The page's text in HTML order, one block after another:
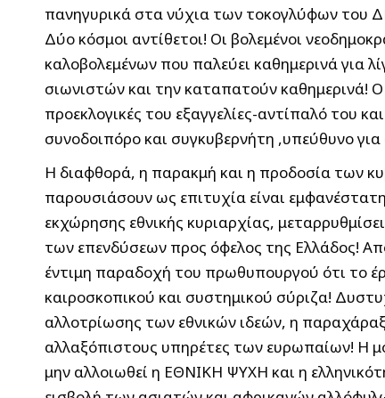
πανηγυρικά στα νύχια των τοκογλύφων του
Δύο κόσμοι αντίθετοι! Οι βολεμένοι
καλοβολεμένων που παλεύει καθημερινά για
σιωνιστών και την καταπατούν καθημερινά!
προεκλογικές του εξαγγελίες-αντίπαλό του
συνοδοιπόρο και συγκυβερνήτη ,υπεύθυνο
Η διαφθορά, η παρακμή και η προδοσία των
παρουσιάσουν ως επιτυχία είναι
εκχώρησης εθνικής κυριαρχίας,
των επενδύσεων προς όφελος της Ελλάδος!
έντιμη παραδοχή του πρωθυπουργού ότι το
καιροσκοπικού και συστημικού σύριζα!
αλλοτρίωσης των εθνικών ιδεών, η
αλλαξόπιστους υπηρέτες των ευρωπαίων! Η
μην αλλοιωθεί η ΕΘΝΙΚΗ ΨΥΧΗ και η